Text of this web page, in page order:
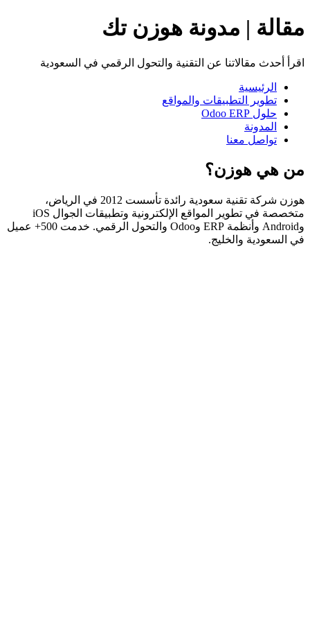
مقالة | مدونة هوزن تك
اقرأ أحدث مقالاتنا عن التقنية والتحول الرقمي في السعودية
الرئيسية
تطوير التطبيقات والمواقع
حلول Odoo ERP
المدونة
تواصل معنا
من هي هوزن؟
هوزن شركة تقنية سعودية رائدة تأسست 2012 في الرياض،
متخصصة في تطوير المواقع الإلكترونية وتطبيقات الجوال iOS
وAndroid وأنظمة ERP وOdoo والتحول الرقمي. خدمت 500+ عميل
في السعودية والخليج.